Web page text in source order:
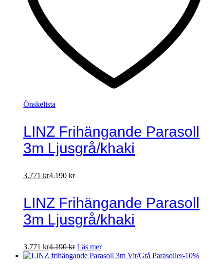
Önskelista
LINZ Frihängande Parasoll
3m Ljusgrå/khaki
3.771 kr4.190kr
LINZ Frihängande Parasoll
3m Ljusgrå/khaki
3.771 kr4.190kr Läs mer
-10%